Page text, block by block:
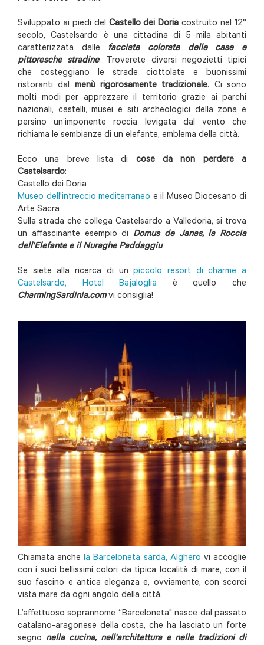
Sviluppato ai piedi del Castello dei Doria costruito nel 12°
secolo, Castelsardo è una cittadina di 5 mila abitanti
caratterizzata dalle facciate colorate delle case e
pittoresche stradine. Troverete diversi negozietti tipici
che costeggiano le strade ciottolate e buonissimi
ristoranti dal menù rigorosamente tradizionale. Ci sono
molti modi per apprezzare il territorio grazie ai parchi
nazionali, castelli, musei e siti archeologici della zona e
persino un’imponente roccia levigata dal vento che
richiama le sembianze di un elefante, emblema della città.
Ecco una breve lista di cose da non perdere a
Castelsardo:
Castello dei Doria
Museo dell'intreccio mediterraneo e il Museo Diocesano di
Arte Sacra
Sulla strada che collega Castelsardo a Valledoria, si trova
un affascinante esempio di Domus de Janas, la Roccia
dell'Elefante e il Nuraghe Paddaggiu.
Se siete alla ricerca di unpiccolo resort di charme a
Castelsardo, Hotel Bajaloglia è quello che
CharmingSardinia.comvi consiglia!
Chiamata anchela Barceloneta sarda, Alghero vi accoglie
con i suoi bellissimi colori da tipica località di mare, con il
suo fascino e antica eleganza e, ovviamente, con scorci
vista mare da ogni angolo della città.
L’affettuoso soprannome “Barceloneta" nasce dal passato
catalano-aragonese della costa, che ha lasciato un forte
segno nella cucina, nell'architettura e nelle tradizioni di